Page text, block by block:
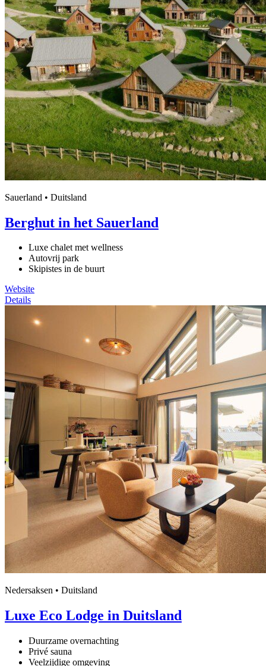
Sauerland • Duitsland
Berghut in het Sauerland
Luxe chalet met wellness
Autovrij park
Skipistes in de buurt
Website
Details
Nedersaksen • Duitsland
Luxe Eco Lodge in Duitsland
Duurzame overnachting
Privé sauna
Veelzijdige omgeving